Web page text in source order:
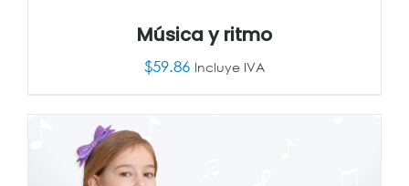
AÑADIR AL CARRITO
Música y ritmo
$59.86 Incluye IVA